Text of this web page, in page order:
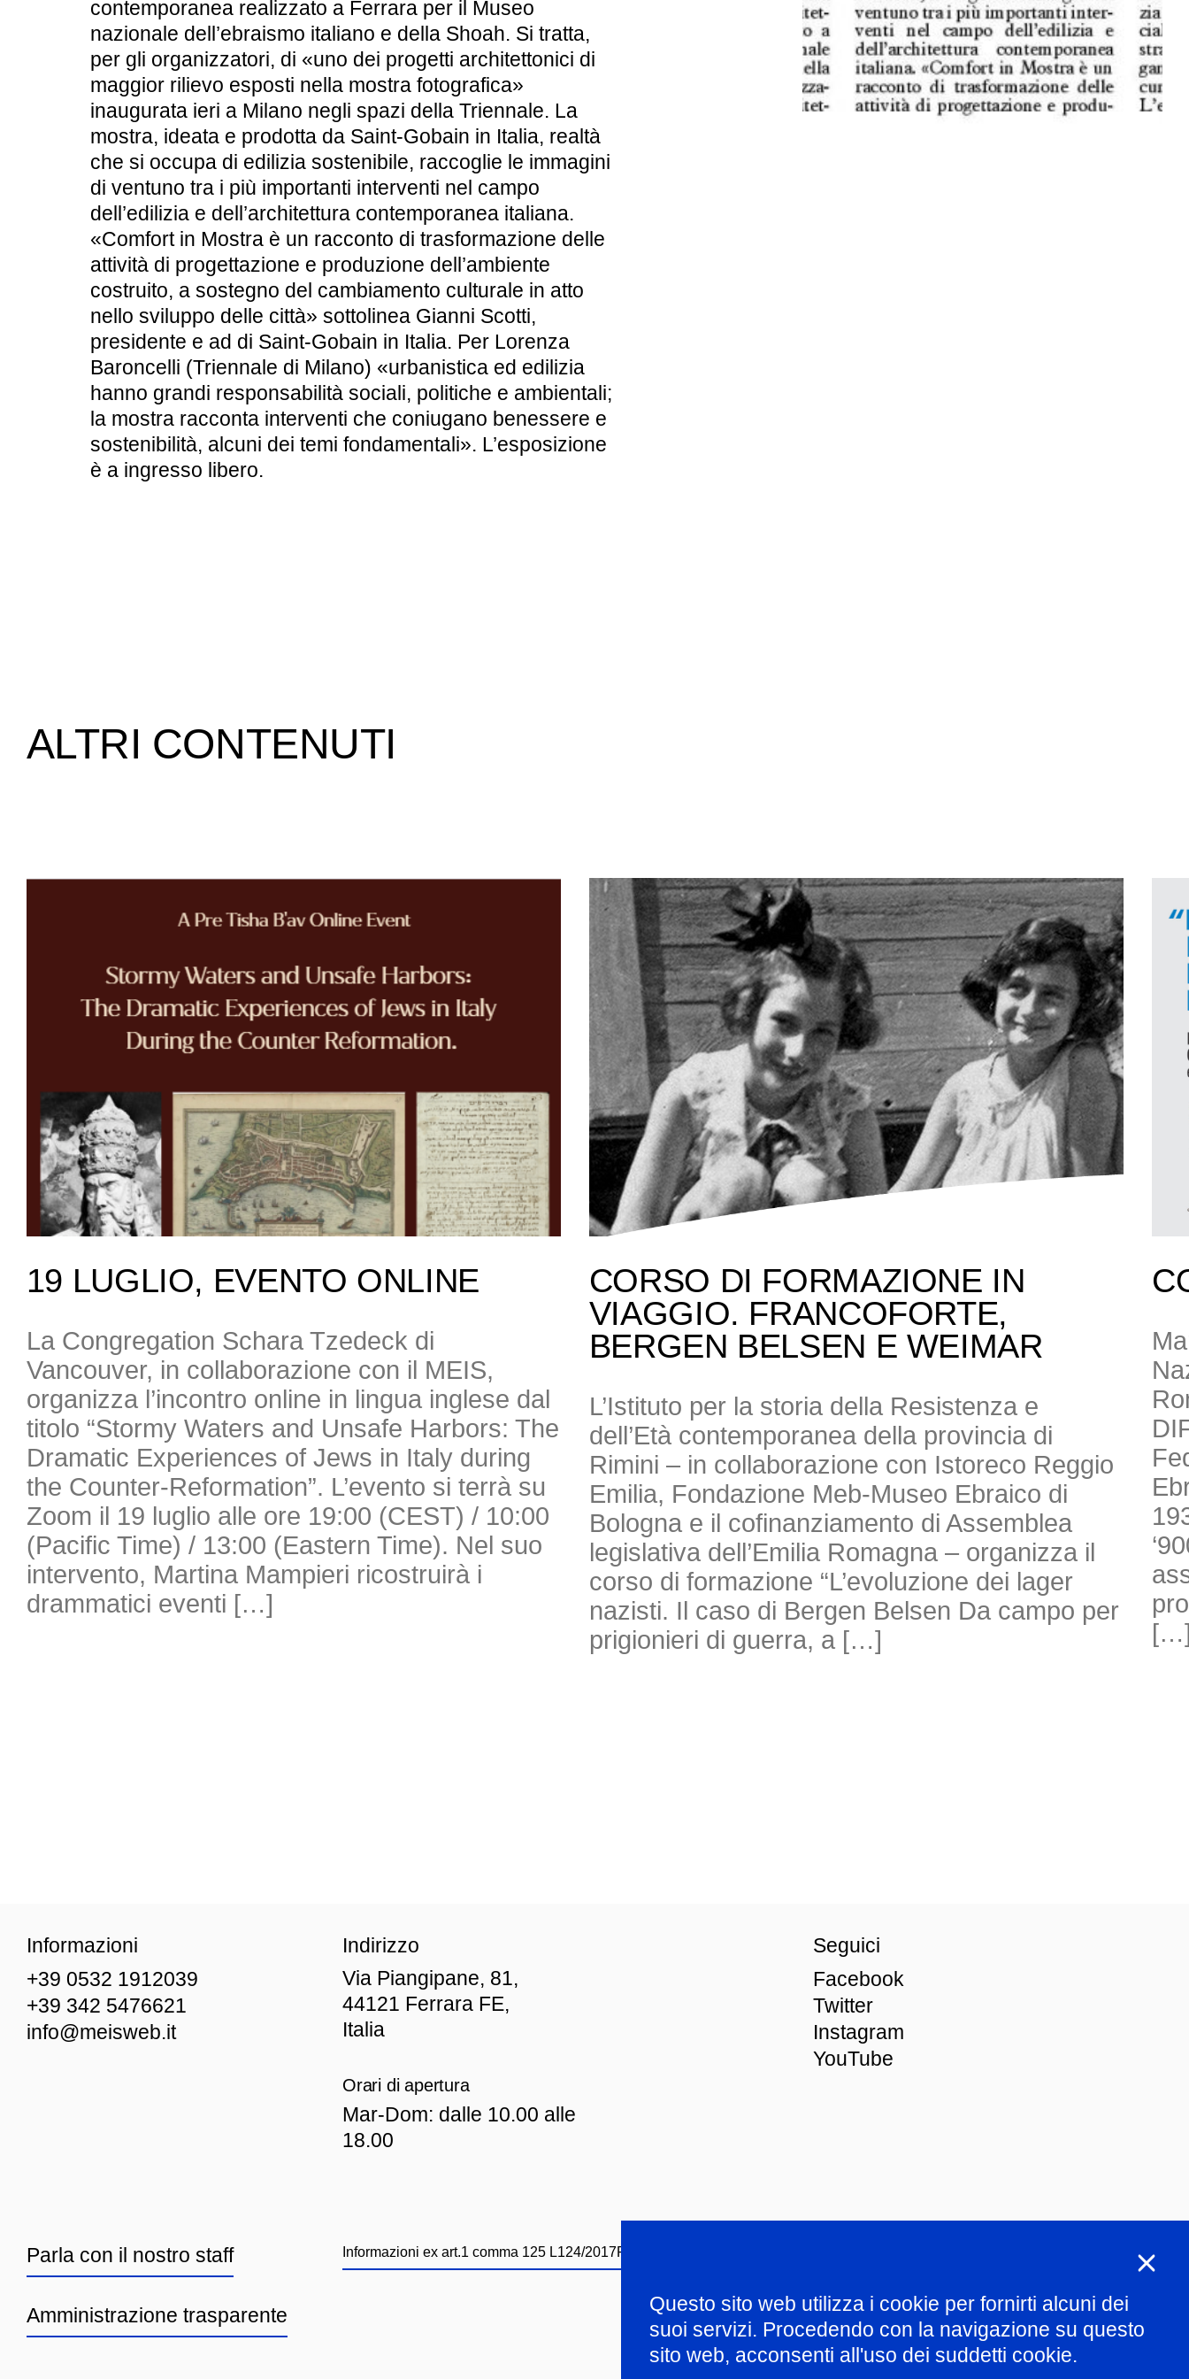
contemporanea realizzato a Ferrara per il Museo
nazionale dell’ebraismo italiano e della Shoah. Si tratta,
per gli organizzatori, di «uno dei progetti architettonici di
maggior rilievo esposti nella mostra fotografica»
inaugurata ieri a Milano negli spazi della Triennale. La
mostra, ideata e prodotta da Saint-Gobain in Italia, realtà
che si occupa di edilizia sostenibile, raccoglie le immagini
di ventuno tra i più importanti interventi nel campo
dell’edilizia e dell’architettura contemporanea italiana.
«Comfort in Mostra è un racconto di trasformazione delle
attività di progettazione e produzione dell’ambiente
costruito, a sostegno del cambiamento culturale in atto
nello sviluppo delle città» sottolinea Gianni Scotti,
presidente e ad di Saint-Gobain in Italia. Per Lorenza
Baroncelli (Triennale di Milano) «urbanistica ed edilizia
hanno grandi responsabilità sociali, politiche e ambientali;
la mostra racconta interventi che coniugano benessere e
sostenibilità, alcuni dei temi fondamentali». L’esposizione
è a ingresso libero.
ALTRI CONTENUTI
19 LUGLIO, EVENTO ONLINE
La Congregation Schara Tzedeck di
Vancouver, in collaborazione con il MEIS,
organizza l’incontro online in lingua inglese dal
titolo “Stormy Waters and Unsafe Harbors: The
Dramatic Experiences of Jews in Italy during
the Counter-Reformation”. L’evento si terrà su
Zoom il 19 luglio alle ore 19:00 (CEST) / 10:00
(Pacific Time) / 13:00 (Eastern Time). Nel suo
intervento, Martina Mampieri ricostruirà i
drammatici eventi […]
CORSO DI FORMAZIONE IN
VIAGGIO. FRANCOFORTE,
BERGEN BELSEN E WEIMAR
L’Istituto per la storia della Resistenza e
dell’Età contemporanea della provincia di
Rimini – in collaborazione con Istoreco Reggio
Emilia, Fondazione Meb-Museo Ebraico di
Bologna e il cofinanziamento di Assemblea
legislativa dell’Emilia Romagna – organizza il
corso di formazione “L’evoluzione dei lager
nazisti. Il caso di Bergen Belsen Da campo per
prigionieri di guerra, a […]
Questo sito web utilizza i cookie per fornirti alcuni dei
suoi servizi. Procedendo con la navigazione su questo
sito web, acconsenti all'uso dei suddetti cookie.
Informazioni
+39 0532 1912039
+39 342 5476621
info@meisweb.it
Indirizzo
Via Piangipane, 81,
44121 Ferrara FE,
Italia
Seguici
Facebook
Twitter
Instagram
YouTube
Orari di apertura
Mar-Dom: dalle 10.00 alle
18.00
Parla con il nostro staff
Amministrazione trasparente
Informazioni ex art.1 comma 125 L124/2017Privacy policy